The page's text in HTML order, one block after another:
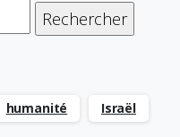
humanité Israël